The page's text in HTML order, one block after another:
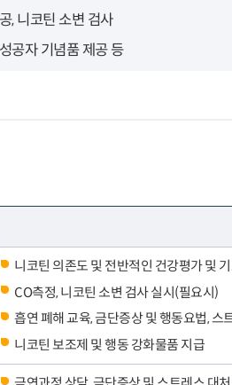
, 니코틴 소변 검사
공자 기념품 제공 등
니코틴 의존도 및 전반적인 건강평가 및
CO측정, 니코틴 소변 검사 실시(필요시)
흡연 폐해 교육, 금단증상 및 행동요법, 스
니코틴 보조제 및 행동 강화물품 지급